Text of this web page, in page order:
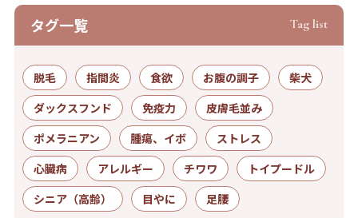
タグ⼀覧 Tag list
脱毛 指間炎 食欲 お腹の調子
柴犬
ダックスフンド
免疫力
皮膚毛並み
ポメラニアン
腫瘍、イボ
ストレス
心臓病
アレルギー チワワ
トイプードル
シニア（高齢）
目やに 足腰